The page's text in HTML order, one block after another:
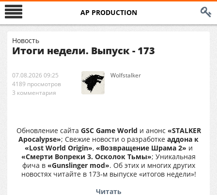
AP PRODUCTION
Новость
Итоги недели. Выпуск - 173
07.08.2026 09:25
4189 просмотров
3 комментария
Wolfstalker
Обновление сайта GSC Game World и анонс «STALKER
Apocalypse»; Свежие новости о разработке аддона к
«Lost World Origin», «Возвращение Шрама 2» и
«Смерти Вопреки 3. Осколок Тьмы»; Уникальная
фича в «Gunslinger mod». Об этих и многих других
новостях читайте в 173-м выпуске «итогов недели»!
Читать